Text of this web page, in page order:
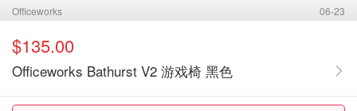
Officeworks 06-23
$135.00
Officeworks Bathurst V2 游戏椅 黑色